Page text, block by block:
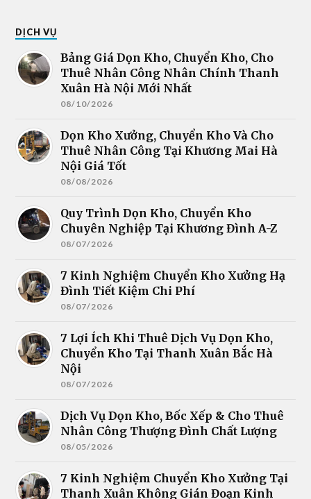
DỊCH VỤ
Bảng Giá Dọn Kho, Chuyển Kho, Cho
Thuê Nhân Công Nhân Chính Thanh
Xuân Hà Nội Mới Nhất
08/10/2026
Dọn Kho Xưởng, Chuyển Kho Và Cho
Thuê Nhân Công Tại Khương Mai Hà
Nội Giá Tốt
08/08/2026
Quy Trình Dọn Kho, Chuyển Kho
Chuyên Nghiệp Tại Khương Đình A-Z
08/07/2026
7 Kinh Nghiệm Chuyển Kho Xưởng Hạ
Đình Tiết Kiệm Chi Phí
08/07/2026
7 Lợi Ích Khi Thuê Dịch Vụ Dọn Kho,
Chuyển Kho Tại Thanh Xuân Bắc Hà
Nội
08/07/2026
Dịch Vụ Dọn Kho, Bốc Xếp & Cho Thuê
Nhân Công Thượng Đình Chất Lượng
08/05/2026
7 Kinh Nghiệm Chuyển Kho Xưởng Tại
Thanh Xuân Không Gián Đoạn Kinh